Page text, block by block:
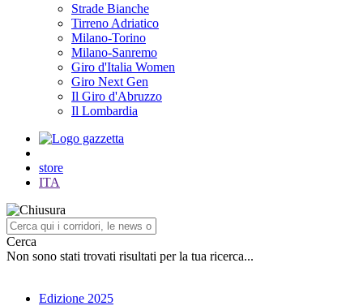
Strade Bianche
Tirreno Adriatico
Milano-Torino
Milano-Sanremo
Giro d'Italia Women
Giro Next Gen
Il Giro d'Abruzzo
Il Lombardia
store
ITA
Cerca
Non sono stati trovati risultati per la tua ricerca...
Edizione 2025